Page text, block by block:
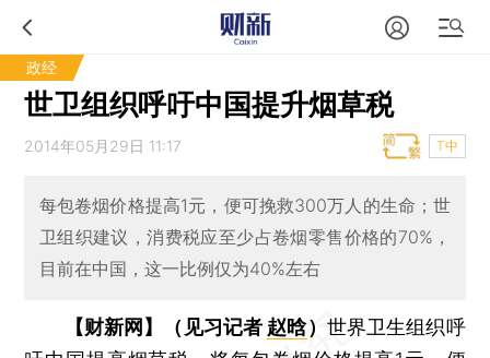
政经
世卫组织呼吁中国提升烟草税
2014年05月29日 11:17 T中
每包卷烟价格提高1元，便可挽救300万人的生命；世
卫组织建议，消费税应至少占卷烟零售价格的70%，
目前在中国，这一比例仅为40%左右
【财新网】（见习记者 赵晗） 世界卫生组织呼